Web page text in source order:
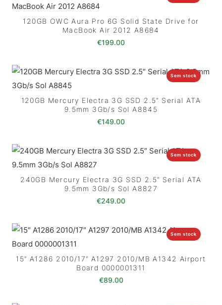
120GB OWC Aura Pro 6G Solid State Drive for
MacBook Air 2012 A8684
€199.00
Sem stock
120GB Mercury Electra 3G SSD 2.5″ Serial ATA
9.5mm 3Gb/s Sol A8845
€149.00
Sem stock
240GB Mercury Electra 3G SSD 2.5″ Serial ATA
9.5mm 3Gb/s Sol A8827
€249.00
Sem stock
15″ A1286 2010/17″ A1297 2010/MB A1342 Airport
Board 0000001311
€89.00